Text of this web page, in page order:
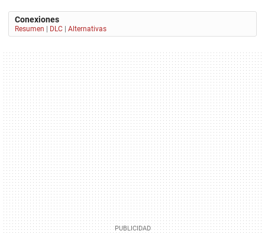
Conexiones
Resumen DLC Alternativas